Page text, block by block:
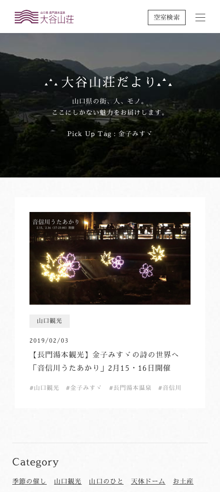
空室検索
大谷山荘だより
山口県の街、人、モノ。
ここにしかない魅力をお届けします。
Pick Up Tag：金子みすゞ
山口観光
2019/02/03
【長門湯本観光】金子みすゞの詩の世界へ
「音信川うたあかり」2月15・16日開催
山口観光 金子みすゞ 長門湯本温泉 音信川
Category
季節の催し 山口観光 山口のひと 天体ドーム
お土産